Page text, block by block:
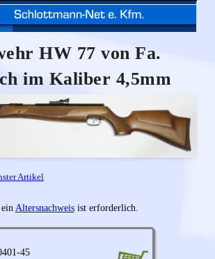
HW 77 von Fa.
im Kaliber 4,5mm
Artikel
Altersnachweisist erforderlich.
45